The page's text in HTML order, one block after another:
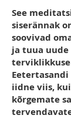
See
siserännak
soovivad
ja tuua
terviklikkuse
iidne viis,
kõrgemate